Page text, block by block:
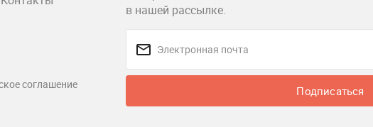
в нашей рассылке.
Подписаться
соглашение